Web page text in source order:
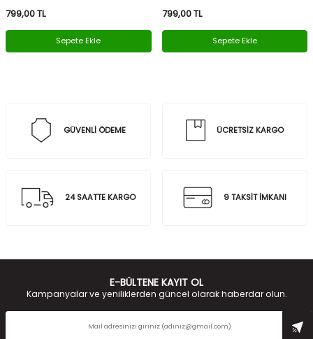
799,00TL
Sepete Ekle
799,00TL
Sepete Ekle
GÜVENLİ ÖDEME ÜCRETSİZ KARGO
24 SAATTE KARGO 9 TAKSİT İMKANI
E-BÜLTENE KAYIT OL
Kampanyalar ve yeniliklerden güncel olarak haberdar olun.